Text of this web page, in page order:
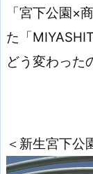
「宮下公園×
た「
どう変わった
＜新生宮下公